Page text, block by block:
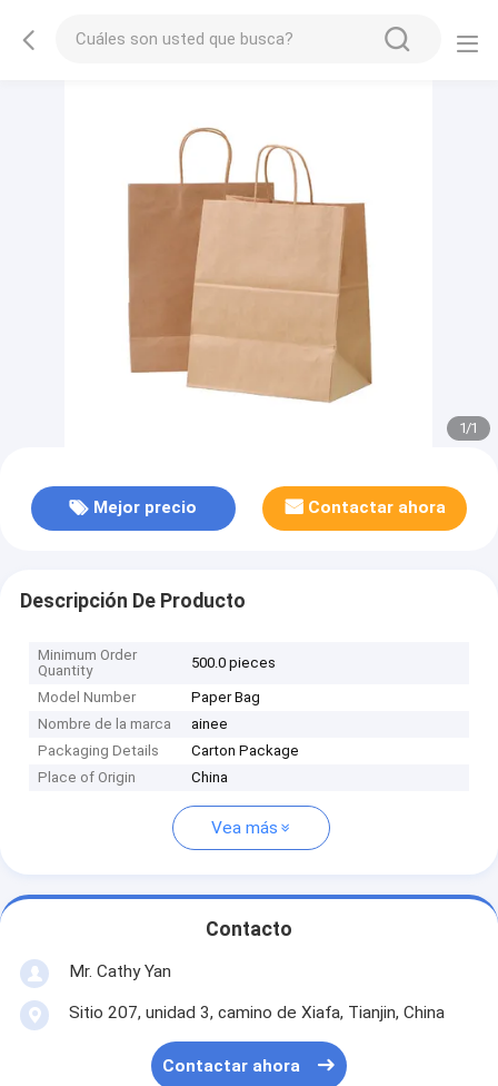
1/1
Mejor precio Contactar ahora
Descripción De Producto
Minimum Order
Quantity
500.0 pieces
Model Number
Paper Bag
Nombre de la marca
ainee
Packaging Details
Carton Package
Place of Origin
China
Vea más
Contacto
Mr. Cathy Yan
Sitio 207, unidad 3, camino de Xiafa, Tianjin, China
Contactar ahora